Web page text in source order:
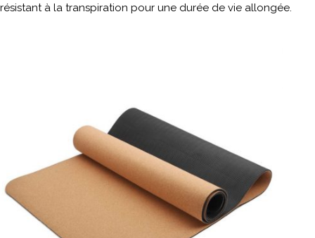
résistant à la transpiration pour une durée de vie allongée.